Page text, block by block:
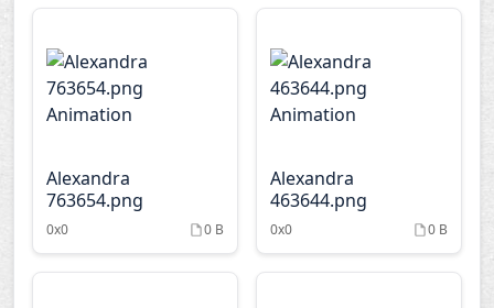
Alexandra
763654.png
0x0 0 B
Alexandra
463644.png
0x0 0 B